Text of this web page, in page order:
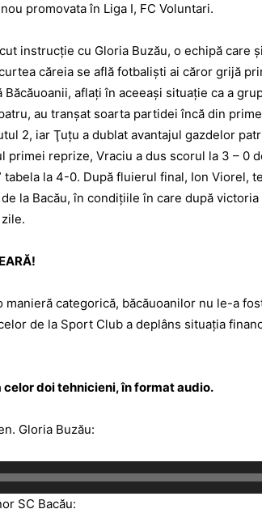
promovata în Liga I, FC Voluntari.
instrucţie cu Gloria Buzău, o echipă care
căreia se află fotbalişti ai căror grijă
Băcăuoanii, aflaţi în aceeaşi situaţie ca a
au tranşat soarta partidei încă din
2, iar Ţuţu a dublat avantajul gazdelor
primei reprize, Vraciu a dus scorul la 3 – 0
tabela la 4-0. După fluierul final, Ion Viorel,
la Bacău, în condiţiile în care după
categorică, băcăuoanilor nu le-a
de la Sport Club a deplâns situaţia
celor doi tehnicieni, în format audio.
Gloria Buzău:
SC Bacău: